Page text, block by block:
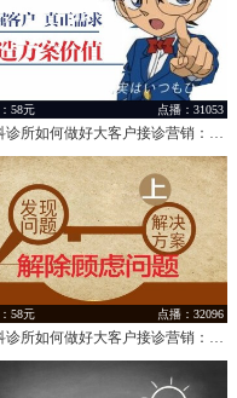
点播：31053
58元
点播：32096
58元